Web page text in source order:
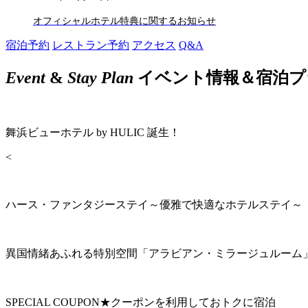
オフィシャルホテル特典に関するお知らせ
宿泊予約 レストラン予約 アクセス Q&A
Event& Stay Plan イベント情報＆宿泊
舞浜ビューホテル by HULIC 誕生！
<
ハース・ファンタジーステイ～優雅で快適なホテルステイ～
異国情緒あふれる特別空間「アラビアン・ミラージュルーム
SPECIAL COUPON★クーポンを利用しておトクに宿泊